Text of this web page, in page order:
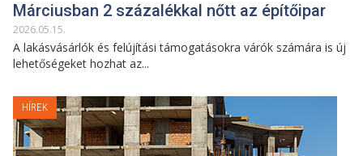
Márciusban 2 százalékkal nőtt az építőipar
2026.05.15.
A lakásvásárlók és felújítási támogatásokra várók számára is új
lehetőségeket hozhat az...
HÍREK